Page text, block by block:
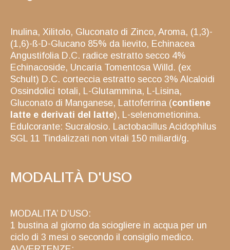
Inulina, Xilitolo, Gluconato di Zinco, Aroma, (1,3)-
(1,6)-ß-D-Glucano 85% da lievito, Echinacea
Angustifolia D.C. radice estratto secco 4%
Echinacoside, Uncaria Tomentosa Willd. (ex
Schult) D.C. corteccia estratto secco 3% Alcaloidi
Ossindolici totali, L-Glutammina, L-Lisina,
Gluconato di Manganese, Lattoferrina (contiene
latte e derivati del latte), L-selenometionina.
Edulcorante: Sucralosio. Lactobacillus Acidophilus
SGL 11 Tindalizzati non vitali 150 miliardi/g.
MODALITÀ D'USO
MODALITA’ D’USO:
1 bustina al giorno da sciogliere in acqua per un
ciclo di 3 mesi o secondo il consiglio medico.